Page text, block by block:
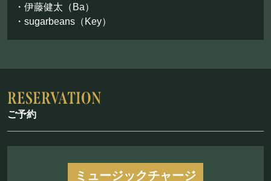
・伊藤健太（Ba）
・sugarbeans（Key）
ご予約
ミュージックチャージ